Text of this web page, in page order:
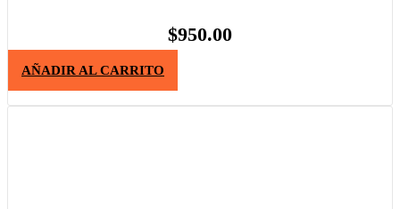
$950.00
AÑADIR AL CARRITO